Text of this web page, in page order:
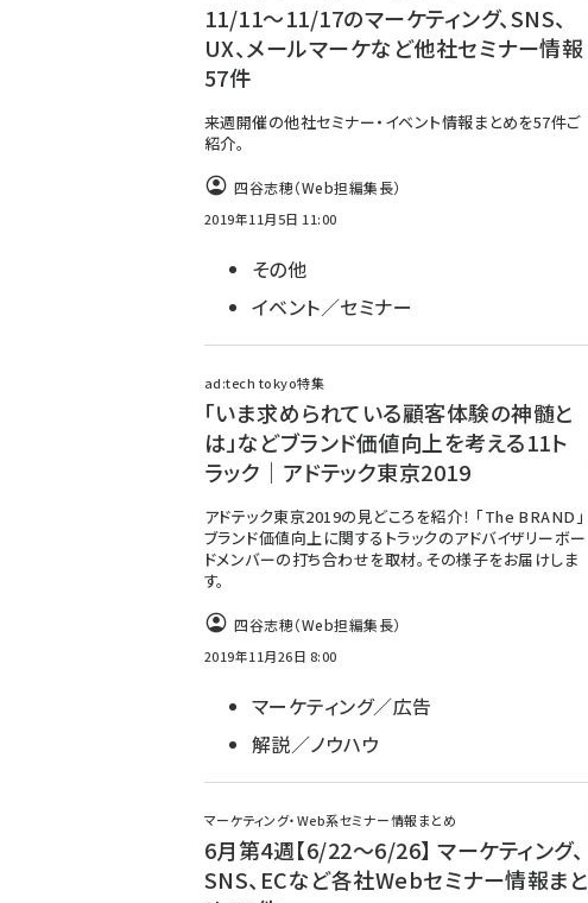
11/11～11/17のマーケティング、SNS、
UX、メールマーケなど他社セミナー情報
57件
来週開催の他社セミナー・イベント情報まとめを57件ご
紹介。
四谷志穂（Web担編集長）
2019年11月5日 11:00
その他
イベント／セミナー
ad:tech tokyo特集
「いま求められている顧客体験の神髄と
は」などブランド価値向上を考える11ト
ラック｜アドテック東京2019
アドテック東京2019の見どころを紹介！ 「The BRAND」
ブランド価値向上に関するトラックのアドバイザリーボー
ドメンバーの打ち合わせを取材。その様子をお届けしま
す。
四谷志穂（Web担編集長）
2019年11月26日 8:00
マーケティング／広告
解説／ノウハウ
マーケティング・Web系セミナー情報まとめ
6月第4週【6/22～6/26】 マーケティング、
SNS、ECなど各社Webセミナー情報まと